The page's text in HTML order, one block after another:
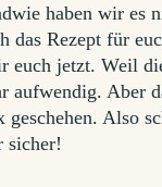
haben wir es
das Rezept für
euch jetzt. Weil
aufwendig. Aber
Also
sicher!